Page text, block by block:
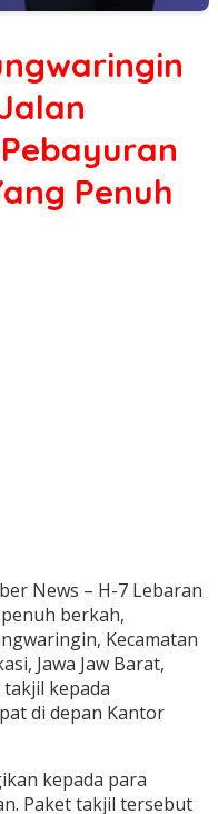
Penuh
News – H-7 Lebaran
berkah,
Kecamatan
Jawa Jaw Barat,
kepada
di depan Kantor
kepada para
Paket takjil tersebut